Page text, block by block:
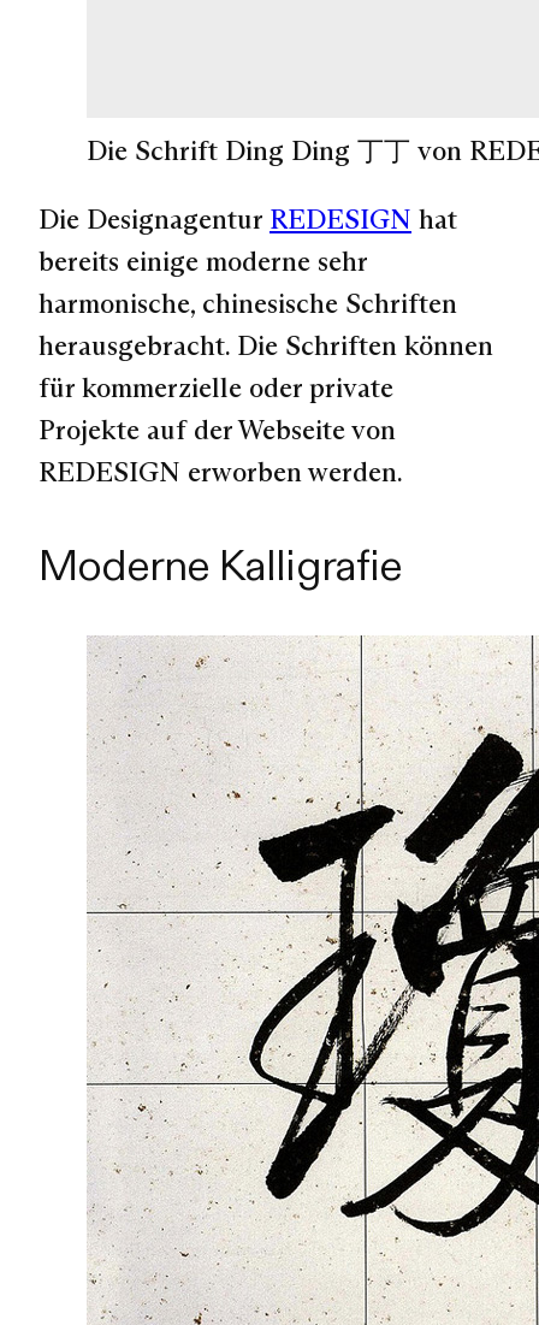
Die Schrift Ding Ding 丁丁 von
Die Designagentur REDESIGN hat
bereits einige moderne sehr
harmonische, chinesische Schriften
herausgebracht. Die Schriften können
für kommerzielle oder private
Projekte auf der Webseite von
REDESIGN erworben werden.
Moderne Kalligrafie